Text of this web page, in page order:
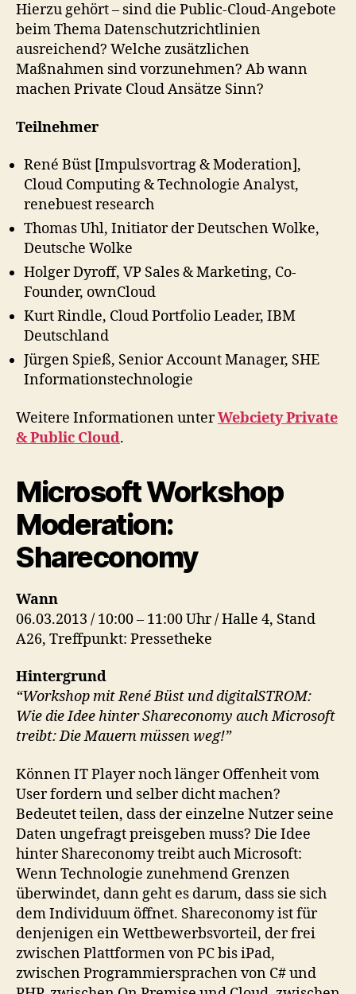
Hierzu gehört – sind die Public-Cloud-Angebote
beim Thema Datenschutzrichtlinien
ausreichend? Welche zusätzlichen
Maßnahmen sind vorzunehmen? Ab wann
machen Private Cloud Ansätze Sinn?
Teilnehmer
René Büst [Impulsvortrag & Moderation],
Cloud Computing & Technologie Analyst,
renebuest research
Thomas Uhl, Initiator der Deutschen Wolke,
Deutsche Wolke
Holger Dyroff, VP Sales & Marketing, Co-
Founder, ownCloud
Kurt Rindle, Cloud Portfolio Leader, IBM
Deutschland
Jürgen Spieß, Senior Account Manager, SHE
Informationstechnologie
Weitere Informationen unterWebciety Private
& Public Cloud.
Microsoft Workshop
Moderation:
Shareconomy
Wann
06.03.2013 / 10:00 – 11:00 Uhr / Halle 4, Stand
A26, Treffpunkt: Pressetheke
Hintergrund
“Workshop mit René Büst und digitalSTROM:
Wie die Idee hinter Shareconomy auch Microsoft
treibt: Die Mauern müssen weg!”
Können IT Player noch länger Offenheit vom
User fordern und selber dicht machen?
Bedeutet teilen, dass der einzelne Nutzer seine
Daten ungefragt preisgeben muss? Die Idee
hinter Shareconomy treibt auch Microsoft:
Wenn Technologie zunehmend Grenzen
überwindet, dann geht es darum, dass sie sich
dem Individuum öffnet. Shareconomy ist für
denjenigen ein Wettbewerbsvorteil, der frei
zwischen Plattformen von PC bis iPad,
zwischen Programmiersprachen von C# und